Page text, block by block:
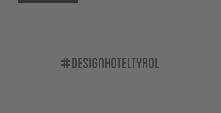
#designhoteltyrol